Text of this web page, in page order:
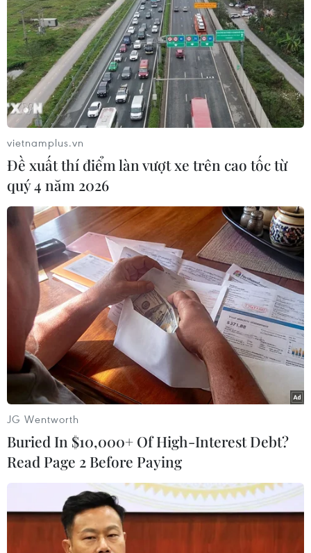
Công nghệ cao Hòa Lạc (Hà Nội) và tham gia Tết trồng
cây đời đời nhớ ơn Bác Hồ.
Chủ tịch nước phát động Tết trồng cây
Xuân Ất Mùi năm 2015
24/02/2015 14:09
Ngày 24/2, Chủ tịch nước Trương Tấn Sang đã dự "Tết
trồng cây đời đời nhớ ơn Bác Hồ" Xuân Ất Mùi năm
2015 tại Đền Hùng, Phú Thọ.
vietnamplus.vn
Đề xuất thí điểm làn vượt xe trên cao tốc từ
quý 4 năm 2026
JG Wentworth
Buried In $10,000+ Of High-Interest Debt?
Read Page 2 Before Paying